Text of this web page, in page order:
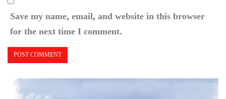
Save my name, email, and website in this browser
for the next time I comment.